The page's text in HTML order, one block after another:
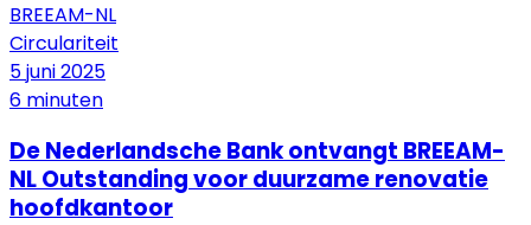
BREEAM-NL
Circulariteit
5 juni 2025
6 minuten
De Nederlandsche Bank ontvangt BREEAM-
NL Outstanding voor duurzame renovatie
hoofdkantoor